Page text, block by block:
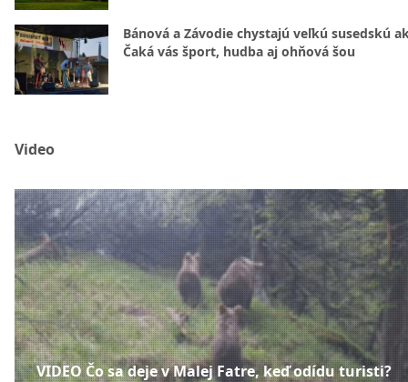
Bánová a Závodie chystajú veľkú susedskú
Čaká vás šport, hudba aj ohňová šou
Video
VIDEO Čo sa deje v Malej Fatre, keď odídu turisti?